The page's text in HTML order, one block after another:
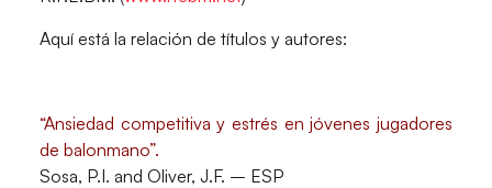
Aquí está la relación de títulos y autores:
“Ansiedad competitiva y estrés en jóvenes jugadores
de balonmano”.
Sosa, P.I. and Oliver, J.F. – ESP